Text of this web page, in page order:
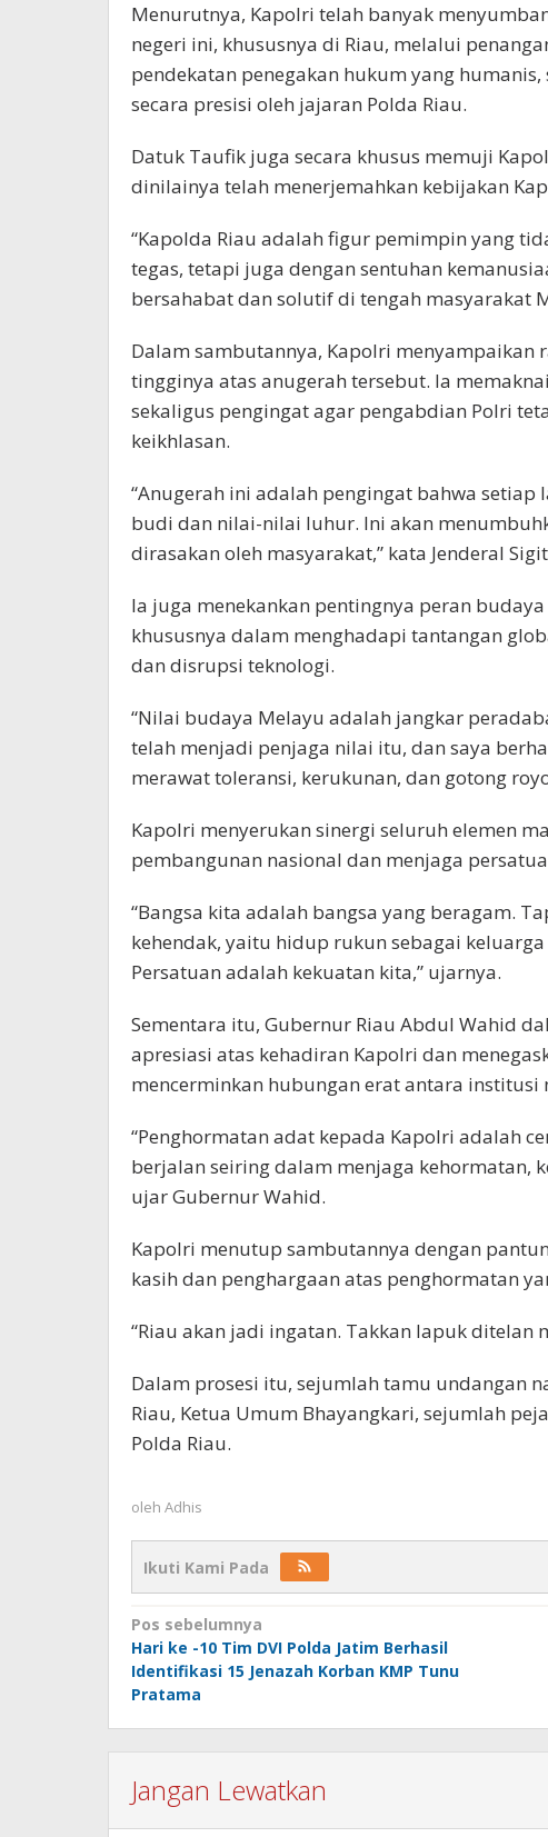
Menurutnya, Kapolri telah banyak
negeri ini, khususnya di Riau, melalui
pendekatan penegakan hukum yang
secara presisi oleh jajaran Polda Riau.
Datuk Taufik juga secara khusus memuji
dinilainya telah menerjemahkan kebijakan
“Kapolda Riau adalah figur pemimpin yang
tegas, tetapi juga dengan sentuhan
bersahabat dan solutif di tengah masyarakat
Dalam sambutannya, Kapolri menyampaikan
tingginya atas anugerah tersebut. Ia
sekaligus pengingat agar pengabdian Polri
keikhlasan.
“Anugerah ini adalah pengingat bahwa
budi dan nilai-nilai luhur. Ini akan
dirasakan oleh masyarakat,” kata Jenderal
Ia juga menekankan pentingnya peran
khususnya dalam menghadapi tantangan
dan disrupsi teknologi.
“Nilai budaya Melayu adalah jangkar
telah menjadi penjaga nilai itu, dan saya
merawat toleransi, kerukunan, dan gotong
Kapolri menyerukan sinergi seluruh elemen
pembangunan nasional dan menjaga
“Bangsa kita adalah bangsa yang beragam.
kehendak, yaitu hidup rukun sebagai
Persatuan adalah kekuatan kita,” ujarnya.
Sementara itu, Gubernur Riau Abdul Wahid
apresiasi atas kehadiran Kapolri dan
mencerminkan hubungan erat antara institusi
“Penghormatan adat kepada Kapolri adalah
berjalan seiring dalam menjaga kehormatan,
ujar Gubernur Wahid.
Kapolri menutup sambutannya dengan
kasih dan penghargaan atas penghormatan
“Riau akan jadi ingatan. Takkan lapuk ditelan
Dalam prosesi itu, sejumlah tamu undangan
Riau, Ketua Umum Bhayangkari, sejumlah
Polda Riau.
oleh Adhis
Ikuti Kami Pada
Navigasi
pos
Pos sebelumnya
Hari ke -10 Tim DVI Polda Jatim Berhasil
Identifikasi 15 Jenazah Korban KMP Tunu
Pratama
Jangan Lewatkan